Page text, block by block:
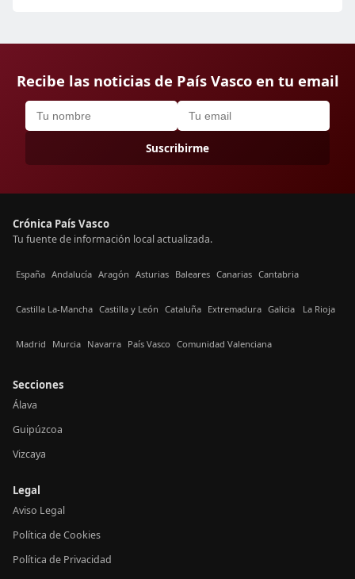
Recibe las noticias de País Vasco en tu email
Suscribirme
Crónica País Vasco
Tu fuente de información local actualizada.
España Andalucía Aragón Asturias Baleares Canarias Cantabria
Castilla La-Mancha Castilla y León Cataluña Extremadura Galicia La Rioja
Madrid Murcia Navarra País Vasco Comunidad Valenciana
Secciones
Álava
Guipúzcoa
Vizcaya
Legal
Aviso Legal
Política de Cookies
Política de Privacidad